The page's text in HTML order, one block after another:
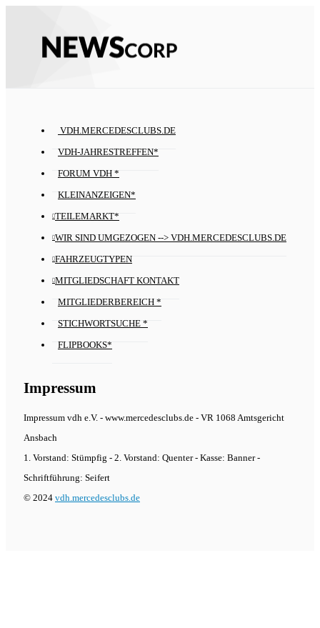
VDH.MERCEDESCLUBS.DE
VDH-JAHRESTREFFEN*
FORUM VDH *
KLEINANZEIGEN*
TEILEMARKT*
WIR SIND UMGEZOGEN --> VDH.MERCEDESCLUBS.DE
FAHRZEUGTYPEN
MITGLIEDSCHAFT KONTAKT
MITGLIEDERBEREICH *
STICHWORTSUCHE *
FLIPBOOKS*
Impressum
Impressum vdh e.V. - www.mercedesclubs.de - VR 1068 Amtsgericht
Ansbach
1. Vorstand: Stümpfig - 2. Vorstand: Quenter - Kasse: Banner -
Schriftführung: Seifert
© 2024 vdh.mercedesclubs.de